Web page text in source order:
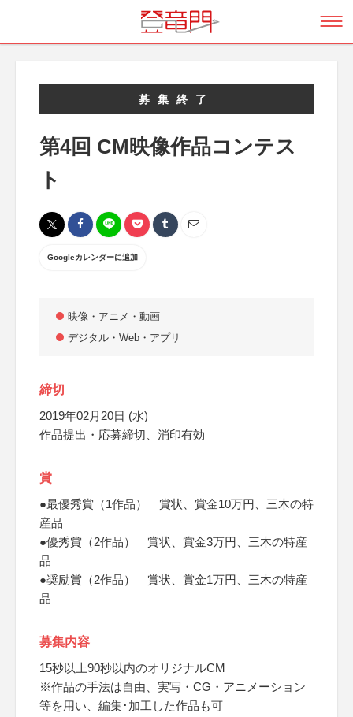
募集終了
第4回 CM映像作品コンテス
ト
Googleカレンダーに追加
映像・アニメ・動画
デジタル・Web・アプリ
締切
2019年02月20日 (水)
作品提出・応募締切、消印有効
賞
●最優秀賞（1作品） 賞状、賞金10万円、三木の特
産品
●優秀賞（2作品） 賞状、賞金3万円、三木の特産
品
●奨励賞（2作品） 賞状、賞金1万円、三木の特産
品
募集内容
15秒以上90秒以内のオリジナルCM
※作品の手法は自由、実写・CG・アニメーション
等を用い、編集･加工した作品も可